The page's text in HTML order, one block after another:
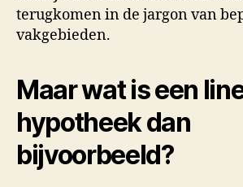
terugkomen in de jargon van
vakgebieden.
Maar wat is een
hypotheek dan
bijvoorbeeld?